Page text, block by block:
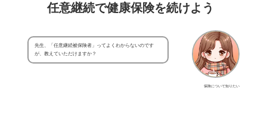
任意継続で健康保険を続けよう
保険について知りたい
先生、「任意継続被保険者」ってよくわからないのです
が、教えていただけますか？